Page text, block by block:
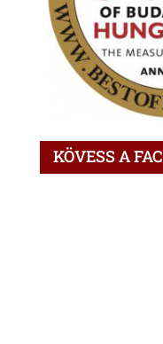
KÖVESS A